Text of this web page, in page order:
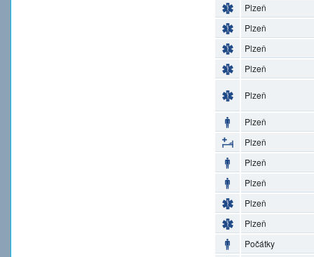
Plzeň
Plzeň
Plzeň
Plzeň
Plzeň
Plzeň
Plzeň
Plzeň
Plzeň
Plzeň
Plzeň
Počátky